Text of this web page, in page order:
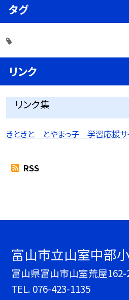
タグ
リンク
リンク集
きときと とやまっ子 学習応援サ
RSS
富山市立山室中部
富山県富山市山室荒屋162-
TEL. 076-423-1135